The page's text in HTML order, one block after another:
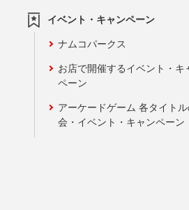
イベント・キャンペーン
ナムコパークス
お店で開催するイベント・キ
ペーン
アーケードゲーム 各タイト
会・イベント・キャンペーン